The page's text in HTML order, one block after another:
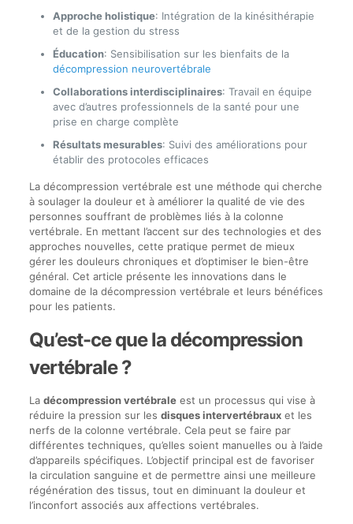
Approche holistique: Intégration de la kinésithérapie
et de la gestion du stress
Éducation: Sensibilisation sur les bienfaits de la
décompression neurovertébrale
Collaborations interdisciplinaires: Travail en équipe
avec d’autres professionnels de la santé pour une
prise en charge complète
Résultats mesurables: Suivi des améliorations pour
établir des protocoles efficaces
La décompression vertébrale est une méthode qui cherche
à soulager la douleur et à améliorer la qualité de vie des
personnes souffrant de problèmes liés à la colonne
vertébrale. En mettant l’accent sur des technologies et des
approches nouvelles, cette pratique permet de mieux
gérer les douleurs chroniques et d’optimiser le bien-être
général. Cet article présente les innovations dans le
domaine de la décompression vertébrale et leurs bénéfices
pour les patients.
Qu’est-ce que la décompression
vertébrale ?
La décompression vertébraleest un processus qui vise à
réduire la pression sur les disques intervertébrauxet les
nerfs de la colonne vertébrale. Cela peut se faire par
différentes techniques, qu’elles soient manuelles ou à l’aide
d’appareils spécifiques. L’objectif principal est de favoriser
la circulation sanguine et de permettre ainsi une meilleure
régénération des tissus, tout en diminuant la douleur et
l’inconfort associés aux affections vertébrales.